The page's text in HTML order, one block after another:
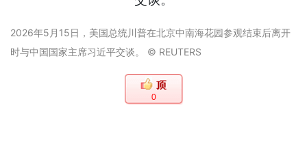
2026年5月15日，美国总统川普在北京中南海花园参观结束后离开
时与中国国家主席习近平交谈。 © REUTERS
0